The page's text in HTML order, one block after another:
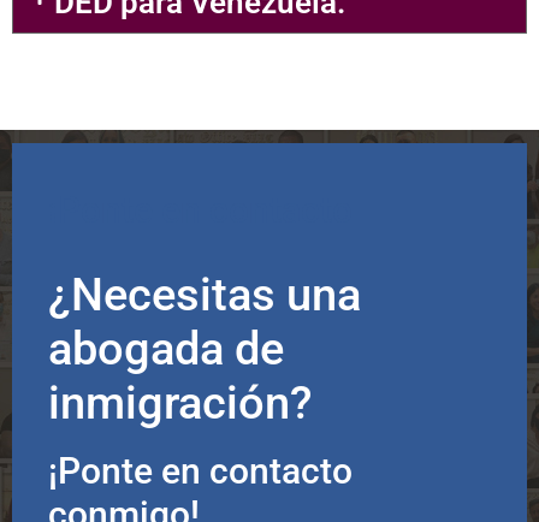
¿Necesitas una
abogada de
inmigración?
¡Ponte en contacto